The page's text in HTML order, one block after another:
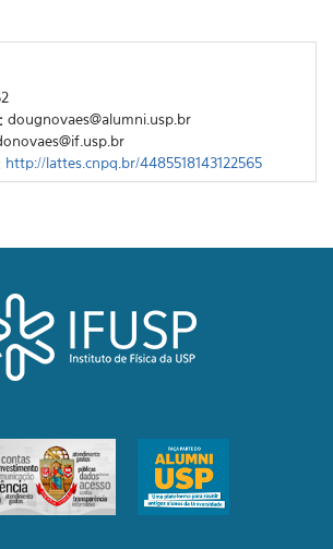
dougnovaes@alumni.usp.br
http://lattes.cnpq.br/4485518143122565